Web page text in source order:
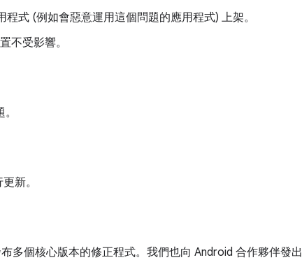
式 (例如會惡意運用這個問題的應用程式) 上架。
不受影響。
新。
多個核心版本的修正程式。我們也向 Android 合作夥伴發出